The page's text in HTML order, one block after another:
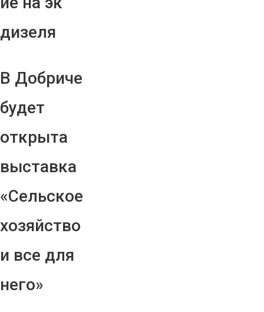
дизеля
В Добриче
будет
открыта
выставка
«Сельское
хозяйство
и все для
него»